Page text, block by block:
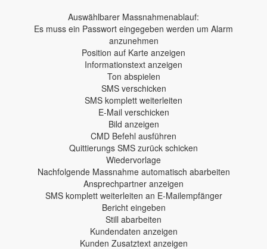
Auswählbarer Massnahmenablauf:
Es muss ein Passwort eingegeben werden um Alarm
anzunehmen
Position auf Karte anzeigen
Informationstext anzeigen
Ton abspielen
SMS verschicken
SMS komplett weiterleiten
E-Mail verschicken
Bild anzeigen
CMD Befehl ausführen
Quittierungs SMS zurück schicken
Wiedervorlage
Nachfolgende Massnahme automatisch abarbeiten
Ansprechpartner anzeigen
SMS komplett weiterleiten an E-Mailempfänger
Bericht eingeben
Still abarbeiten
Kundendaten anzeigen
Kunden Zusatztext anzeigen